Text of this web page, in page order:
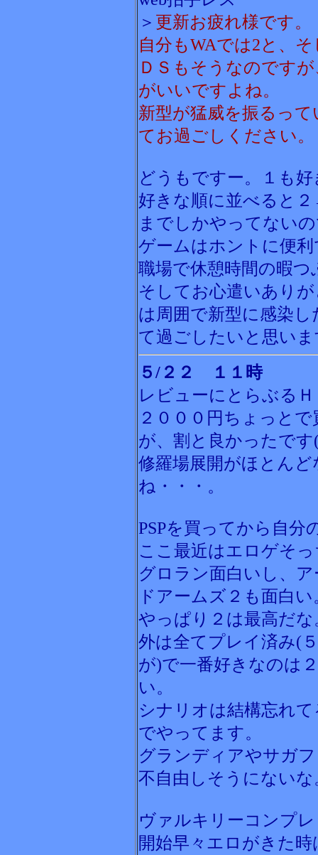
＞ 更新お疲れ様です。
自分もWAでは2と、
ＤＳもそうなのです
がいいですよね。
新型が猛威を振るっ
てお過ごしください。
どうもですー。１も
好きな順に並べると
までしかやってない
ゲームはホントに便
職場で休憩時間の暇
そしてお心遣いあり
は周囲で新型に感染
て過ごしたいと思い
５/２２ １１時
レビューにとらぶる
２０００円ちょっと
が、割と良かったで
修羅場展開がほとん
ね・・・。
PSPを買ってから自分
ここ最近はエロゲそ
グロラン面白いし、
ドアームズ２も面白い
やっぱり２は最高だな
外は全てプレイ済み(
が)で一番好きなのは
い。
シナリオは結構忘れ
でやってます。
グランディアやサガ
不自由しそうにないな
ヴァルキリーコンプ
開始早々エロがきた